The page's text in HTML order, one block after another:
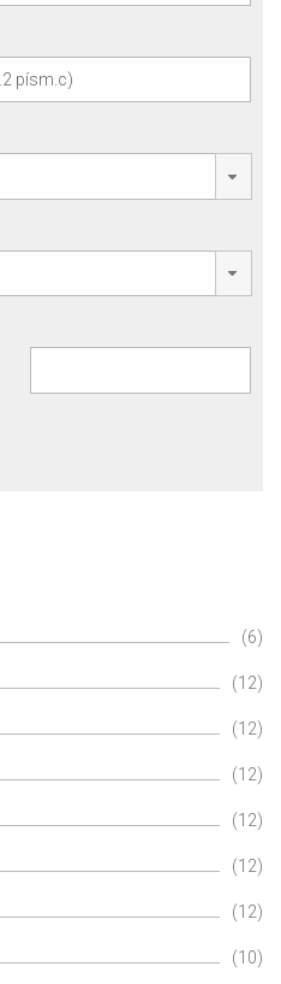
(6)
(12)
(12)
(12)
(12)
(12)
(12)
(10)